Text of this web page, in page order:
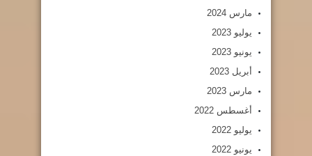
مارس 2024
يوليو 2023
يونيو 2023
أبريل 2023
مارس 2023
أغسطس 2022
يوليو 2022
يونيو 2022